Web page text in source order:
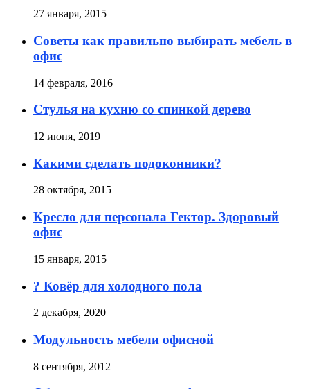
27 января, 2015
Советы как правильно выбирать мебель в
офис
14 февраля, 2016
Стулья на кухню со спинкой дерево
12 июня, 2019
Какими сделать подоконники?
28 октября, 2015
Кресло для персонала Гектор. Здоровый
офис
15 января, 2015
? Ковёр для холодного пола
2 декабря, 2020
Модульность мебели офисной
8 сентября, 2012